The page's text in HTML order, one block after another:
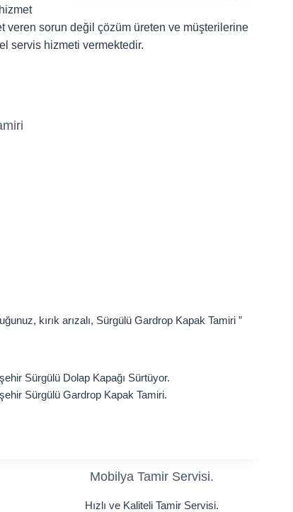
veren sorun değil çözüm üreten ve müşterilerine
servis hizmeti vermektedir.
kırık arızalı, Sürgülü Gardrop Kapak Tamiri ”
Sürgülü Dolap Kapağı Sürtüyor.
Sürgülü Gardrop Kapak Tamiri.
Mobilya Tamir Servisi.
Hızlı ve Kaliteli Tamir Servisi.